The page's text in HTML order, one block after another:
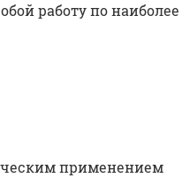
работу по наиболее
применением